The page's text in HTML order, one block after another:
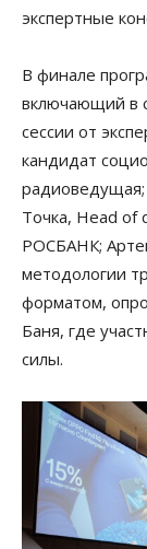
экспертные
В финале
включающий в
сессии от
кандидат
Точка, Head of
РОСБАНК;
методологии
форматом,
Баня, где
силы.